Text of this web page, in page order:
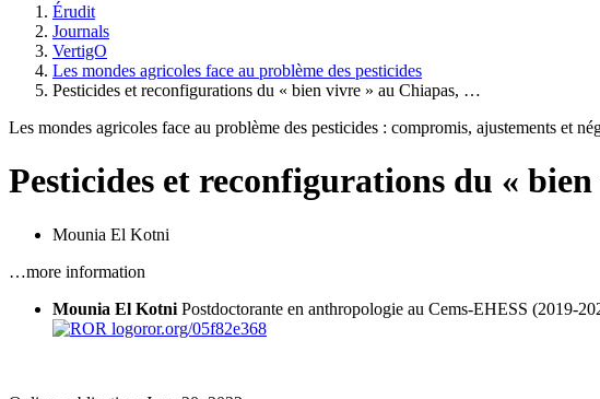
Érudit
Journals
VertigO
Les mondes agricoles face au problème des pesticides
Pesticides et reconfigurations du « bien vivre » au Chiapas, …
Les mondes agricoles face au problème des pesticides : compromis, ajustements et
Pesticides et reconfigurations du «
Mounia El Kotni
…more information
Mounia El Kotni Postdoctorante en anthropologie au Cems-EHESS (2019-
ror.org/05f82e368